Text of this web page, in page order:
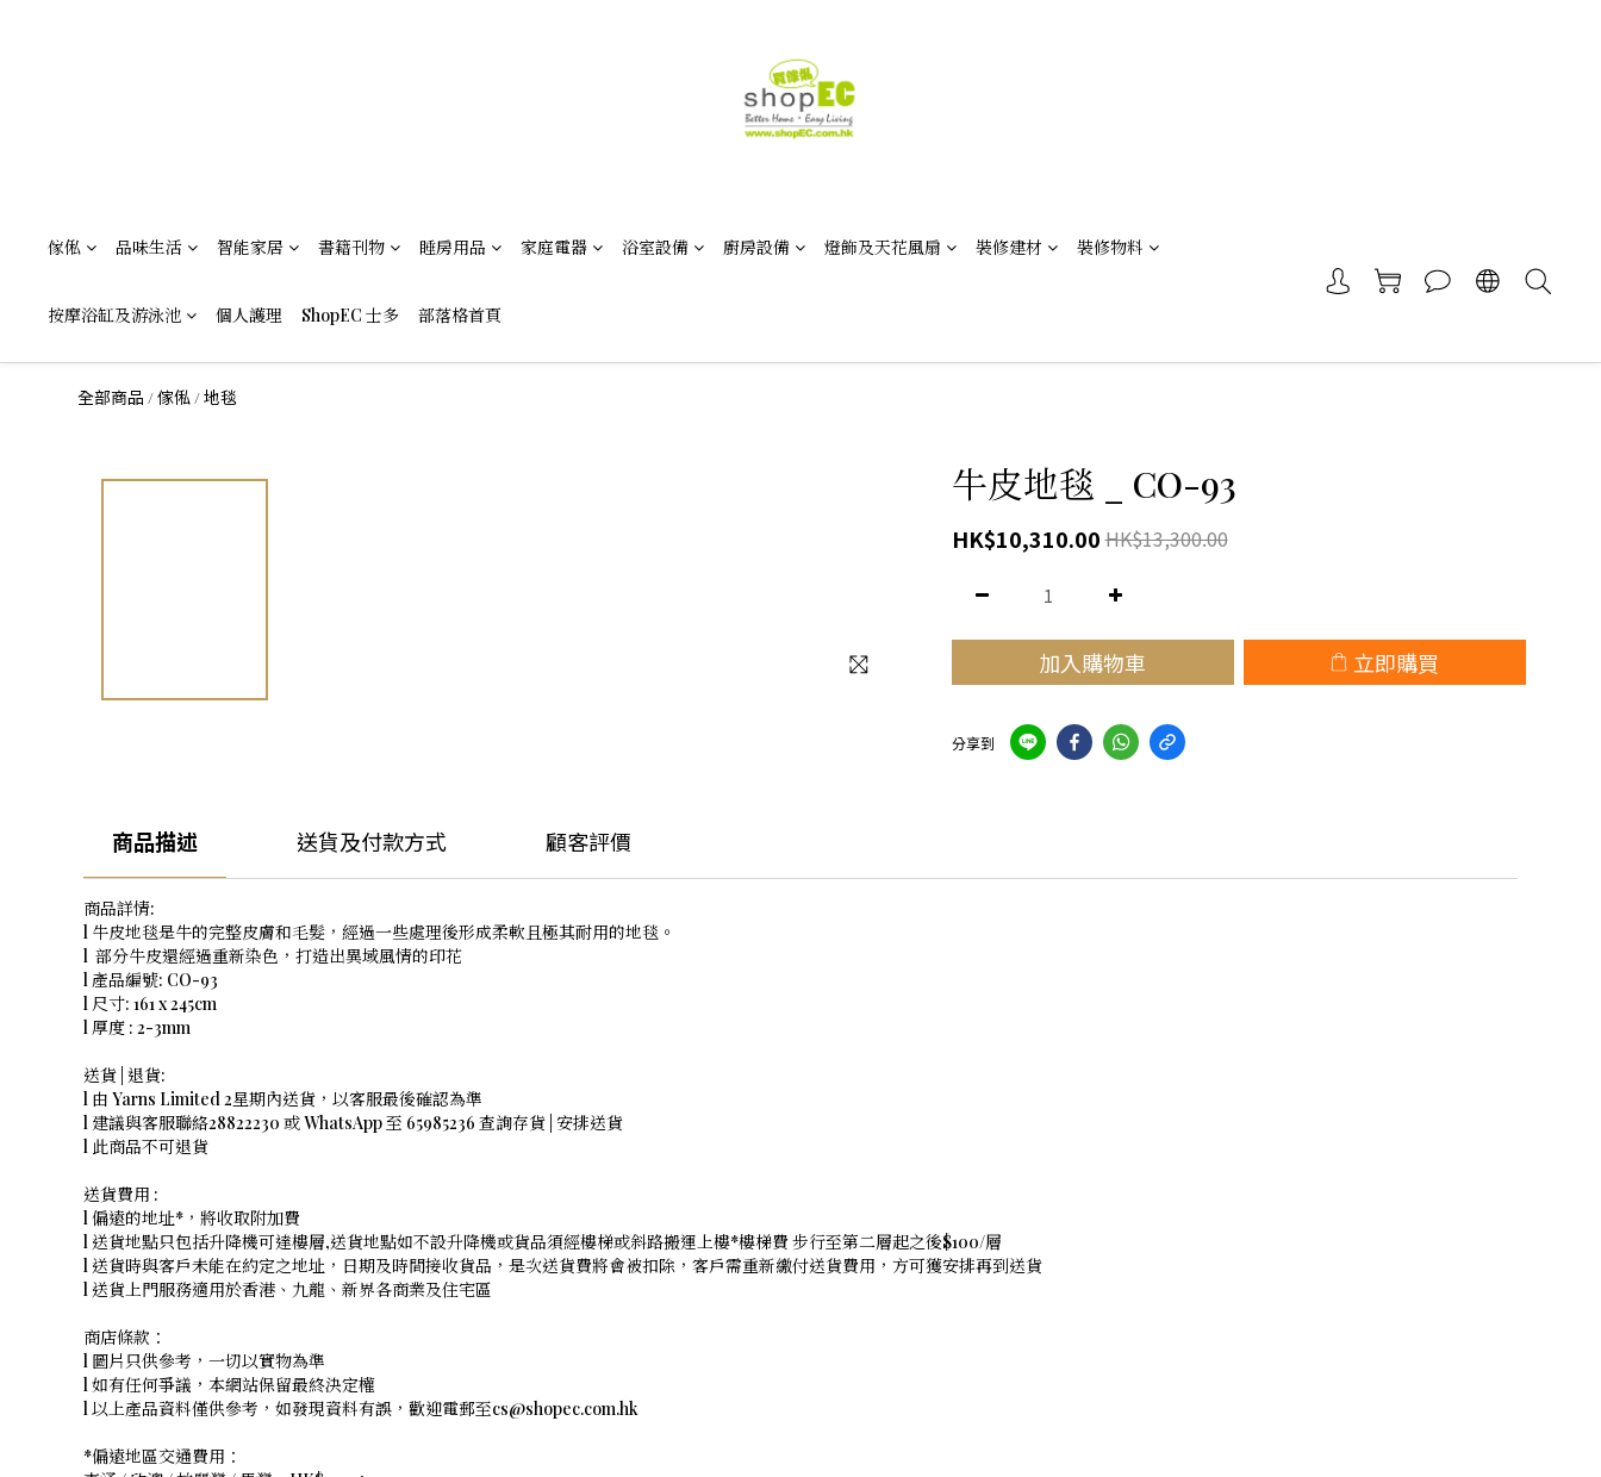
傢俬 品味生活 智能家居 書籍刊物 睡房用品 家庭電器 浴室設備 廚房設備 燈飾及天花風扇 裝修建材 裝修物料
按摩浴缸及游泳池 個人護理 ShopEC 士多 部落格首頁
全部商品 /傢俬 /地毯
牛皮地毯 _ CO-93
HK$10,310.00HK$13,300.00
加入購物車 立即購買
分享到
商品描述 送貨及付款方式 顧客評價
商品詳情:
l 牛皮地毯是牛的完整皮膚和毛髮，經過一些處理後形成柔軟且極其耐用的地毯。
l 部分牛皮還經過重新染色，打造出異域風情的印花
l 產品編號: CO-93
l 尺寸: 161 x 245cm
l 厚度 : 2-3mm
送貨 | 退貨:
l 由 Yarns Limited 2星期內送貨，以客服最後確認為準
l 建議與客服聯絡28822230 或 WhatsApp 至 65985236 查詢存貨 | 安排送貨
l 此商品不可退貨
送貨費用 :
l 偏遠的地址*，將收取附加費
l 送貨地點只包括升降機可達樓層,送貨地點如不設升降機或貨品須經樓梯或斜路搬運上樓*樓梯費 步行至第二層起之後$100/層
l 送貨時與客戶未能在約定之地址，日期及時間接收貨品，是次送貨費將會被扣除，客戶需重新繳付送貨費用，方可獲安排再到送貨
l 送貨上門服務適用於香港、九龍、新界各商業及住宅區
商店條款：
l 圖片只供參考，一切以實物為準
l 如有任何爭議，本網站保留最終決定權
l 以上產品資料僅供參考，如發現資料有誤，歡迎電郵至cs@shopec.com.hk
*偏遠地區交通費用：